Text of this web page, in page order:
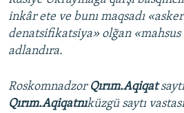
inkâr ete ve bunı maqsadı
denatsifikatsiya» olğan
adlandıra.
Roskomnadzor Qırım.Aqiqat
Qırım.Aqiqatnıküzgü saytı